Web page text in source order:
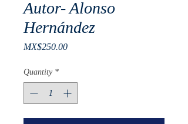
Autor- Alonso
Hernández
MX$250.00Price
Quantity *